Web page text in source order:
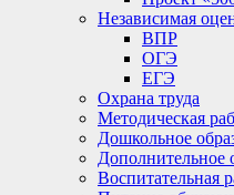
Независимая
ВПР
ОГЭ
ЕГЭ
Охрана труда
Методическая
Дошкольное
Дополнительное
Воспитательная